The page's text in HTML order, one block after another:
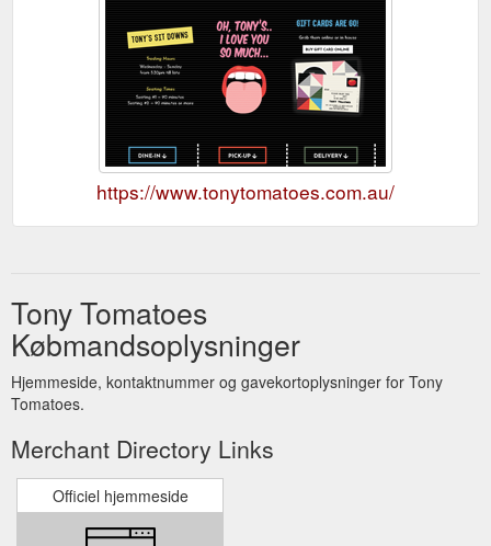
https://www.tonytomatoes.com.au/
Tony Tomatoes
Købmandsoplysninger
Hjemmeside, kontaktnummer og gavekortoplysninger for Tony
Tomatoes.
Merchant Directory Links
Officiel hjemmeside